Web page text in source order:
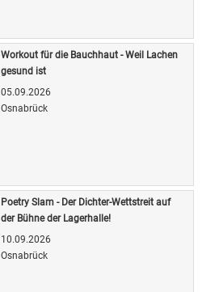
Workout für die Bauchhaut - Weil Lachen
gesund ist
05.09.2026
Osnabrück
Poetry Slam - Der Dichter-Wettstreit auf
der Bühne der Lagerhalle!
10.09.2026
Osnabrück